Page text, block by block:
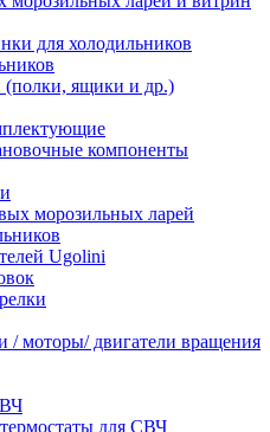
для холодильников
(полки, ящики и др.)
компоненты
морозильных ларей
Ugolini
/ моторы/ двигатели вращения
для СВЧ